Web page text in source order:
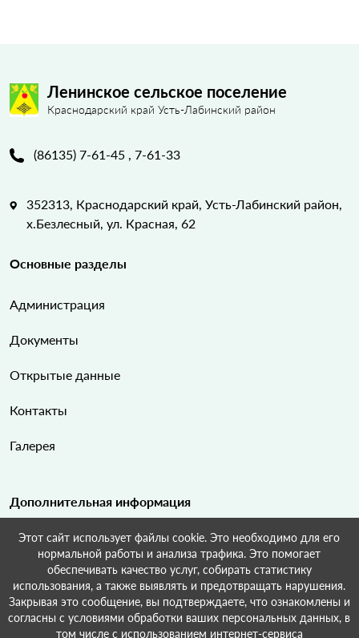
Ленинское сельское поселение
Краснодарский край Усть-Лабинский район
(86135) 7-61-45 , 7-61-33
352313, Краснодарский край, Усть-Лабинский район,
х.Безлесный, ул. Красная, 62
Основные разделы
Администрация
Документы
Открытые данные
Контакты
Галерея
Дополнительная информация
Карта сайта
Поиск по сайту
Этот сайт использует файлы cookie. Это необходимо для его
нормальной работы и анализа трафика. Это помогает
обеспечивать качество услуг, собирать статистику
использования, а также выявлять и предотвращать нарушения.
Закрывая это сообщение, вы подтверждаете, что ознакомлены и
согласны с условиями обработки ваших персональных данных, в
том числе с использованием интернет-сервиса